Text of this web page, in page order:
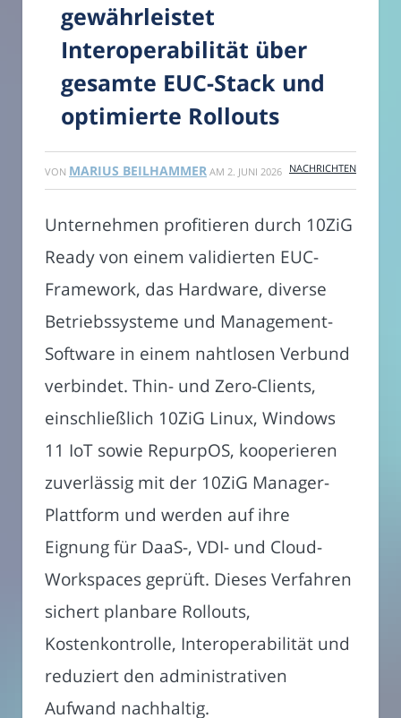
gewährleistet
Interoperabilität über
gesamte EUC-Stack und
optimierte Rollouts
VON MARIUS BEILHAMMER AM 2. JUNI 2026 NACHRICHTEN
Unternehmen profitieren durch 10ZiG
Ready von einem validierten EUC-
Framework, das Hardware, diverse
Betriebssysteme und Management-
Software in einem nahtlosen Verbund
verbindet. Thin- und Zero-Clients,
einschließlich 10ZiG Linux, Windows
11 IoT sowie RepurpOS, kooperieren
zuverlässig mit der 10ZiG Manager-
Plattform und werden auf ihre
Eignung für DaaS-, VDI- und Cloud-
Workspaces geprüft. Dieses Verfahren
sichert planbare Rollouts,
Kostenkontrolle, Interoperabilität und
reduziert den administrativen
Aufwand nachhaltig.